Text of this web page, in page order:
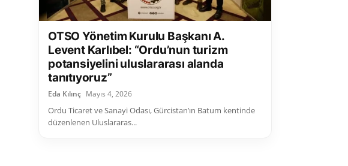
OTSO Yönetim Kurulu Başkanı A.
Levent Karlıbel: “Ordu’nun turizm
potansiyelini uluslararası alanda
tanıtıyoruz”
Eda Kılınç Mayıs 4, 2026
Ordu Ticaret ve Sanayi Odası, Gürcistan’ın Batum kentinde
düzenlenen Uluslararas...